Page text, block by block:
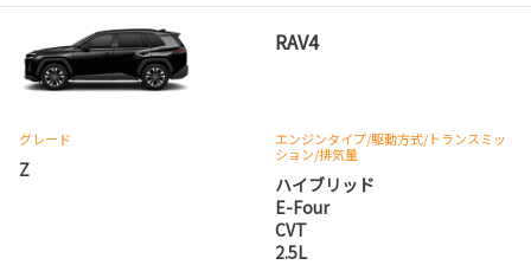
RAV4
グレード
Z
エンジンタイプ/駆動方式/トランスミッ
ション/排気量
ハイブリッド
E-Four
CVT
2.5L